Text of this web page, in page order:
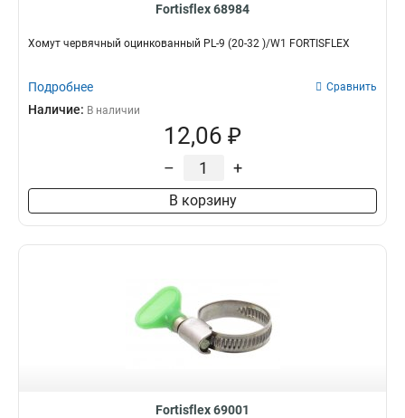
Fortisflex 68984
Хомут червячный оцинкованный PL-9 (20-32 )/W1 FORTISFLEX
Подробнее Сравнить
Наличие: В наличии
12,06 ₽
– +
В корзину
Fortisflex 69001